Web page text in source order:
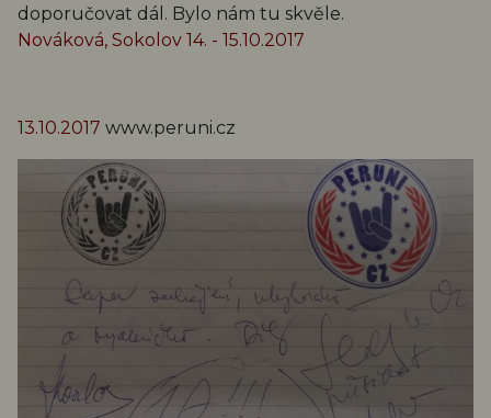
doporučovat dál. Bylo nám tu skvěle.
Nováková, Sokolov 14. - 15.10.2017
13.10.2017 www.peruni.cz